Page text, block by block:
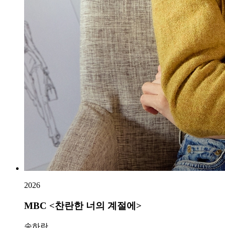
2026
MBC <찬란한 너의 계절에>